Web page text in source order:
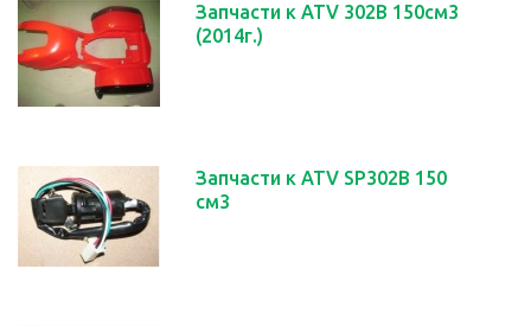
Запчасти к ATV 302B 150см3
(2014г.)
Запчасти к ATV SP302B 150
см3